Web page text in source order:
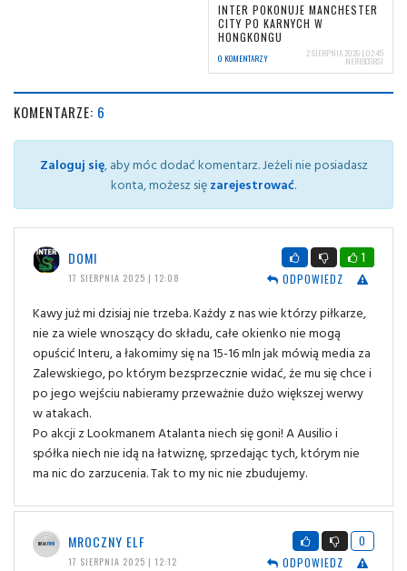
INTER POKONUJE MANCHESTER
CITY PO KARNYCH W
HONGKONGU
0 KOMENTARZY 2 SIERPNIA 2026 | 02:45
NERIOCORSI
KOMENTARZE: 6
Zaloguj się, aby móc dodać komentarz. Jeżeli nie posiadasz
konta, możesz sięzarejestrować.
DOMI
17 SIERPNIA 2025 | 12:08
1
ODPOWIEDZ
Kawy już mi dzisiaj nie trzeba. Każdy z nas wie którzy piłkarze,
nie za wiele wnoszący do składu, całe okienko nie mogą
opuścić Interu, a łakomimy się na 15-16 mln jak mówią media za
Zalewskiego, po którym bezsprzecznie widać, że mu się chce i
po jego wejściu nabieramy przeważnie dużo większej werwy
w atakach.
Po akcji z Lookmanem Atalanta niech się goni! A Ausilio i
spółka niech nie idą na łatwiznę, sprzedając tych, którym nie
ma nic do zarzucenia. Tak to my nic nie zbudujemy.
MROCZNY ELF
17 SIERPNIA 2025 | 12:12
0
ODPOWIEDZ